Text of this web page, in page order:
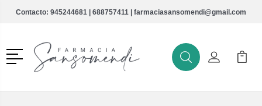
Contacto: 945244681 | 688757411 | farmaciasansomendi@gmail.com
Menú
BuscarMi Cuenta
Mi